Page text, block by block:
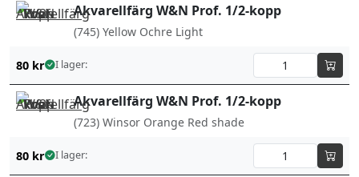
Akvarellfärg W&N Prof. 1/2-kopp
(745) Yellow Ochre Light
80 kr I lager:
Akvarellfärg W&N Prof. 1/2-kopp
(723) Winsor Orange Red shade
80 kr I lager: